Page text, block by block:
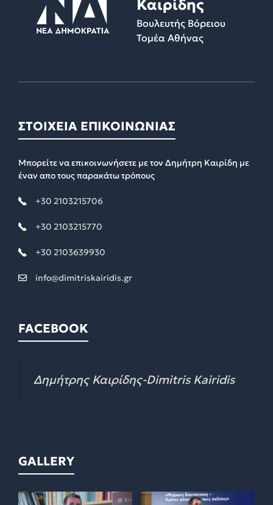
Καιρίδης
Βουλευτής Βόρειου
Τομέα Αθήνας
ΣΤΟΙΧΕΙΑ ΕΠΙΚΟΙΝΩΝΙΑΣ
Μπορείτε να επικοινωνήσετε με τον Δημήτρη Καιρίδη με
έναν απο τους παρακάτω τρόπους
+30 2103215706
+30 2103215770
+30 2103639930
info@dimitriskairidis.gr
FACEBOOK
Δημήτρης Καιρίδης-Dimitris Kairidis
GALLERY